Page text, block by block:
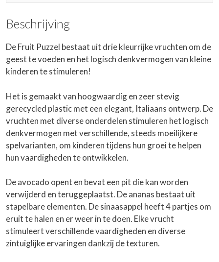
Beschrijving
De Fruit Puzzel bestaat uit drie kleurrijke vruchten om de
geest te voeden en het logisch denkvermogen van kleine
kinderen te stimuleren!
Het is gemaakt van hoogwaardig en zeer stevig
gerecycled plastic met een elegant, Italiaans ontwerp. De
vruchten met diverse onderdelen stimuleren het logisch
denkvermogen met verschillende, steeds moeilijkere
spelvarianten, om kinderen tijdens hun groei te helpen
hun vaardigheden te ontwikkelen.
De avocado opent en bevat een pit die kan worden
verwijderd en teruggeplaatst. De ananas bestaat uit
stapelbare elementen. De sinaasappel heeft 4 partjes om
eruit te halen en er weer in te doen. Elke vrucht
stimuleert verschillende vaardigheden en diverse
zintuiglijke ervaringen dankzij de texturen.